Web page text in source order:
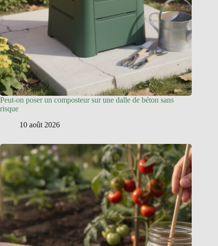
Peut-on poser un composteur sur une dalle de béton sans
risque
10 août 2026